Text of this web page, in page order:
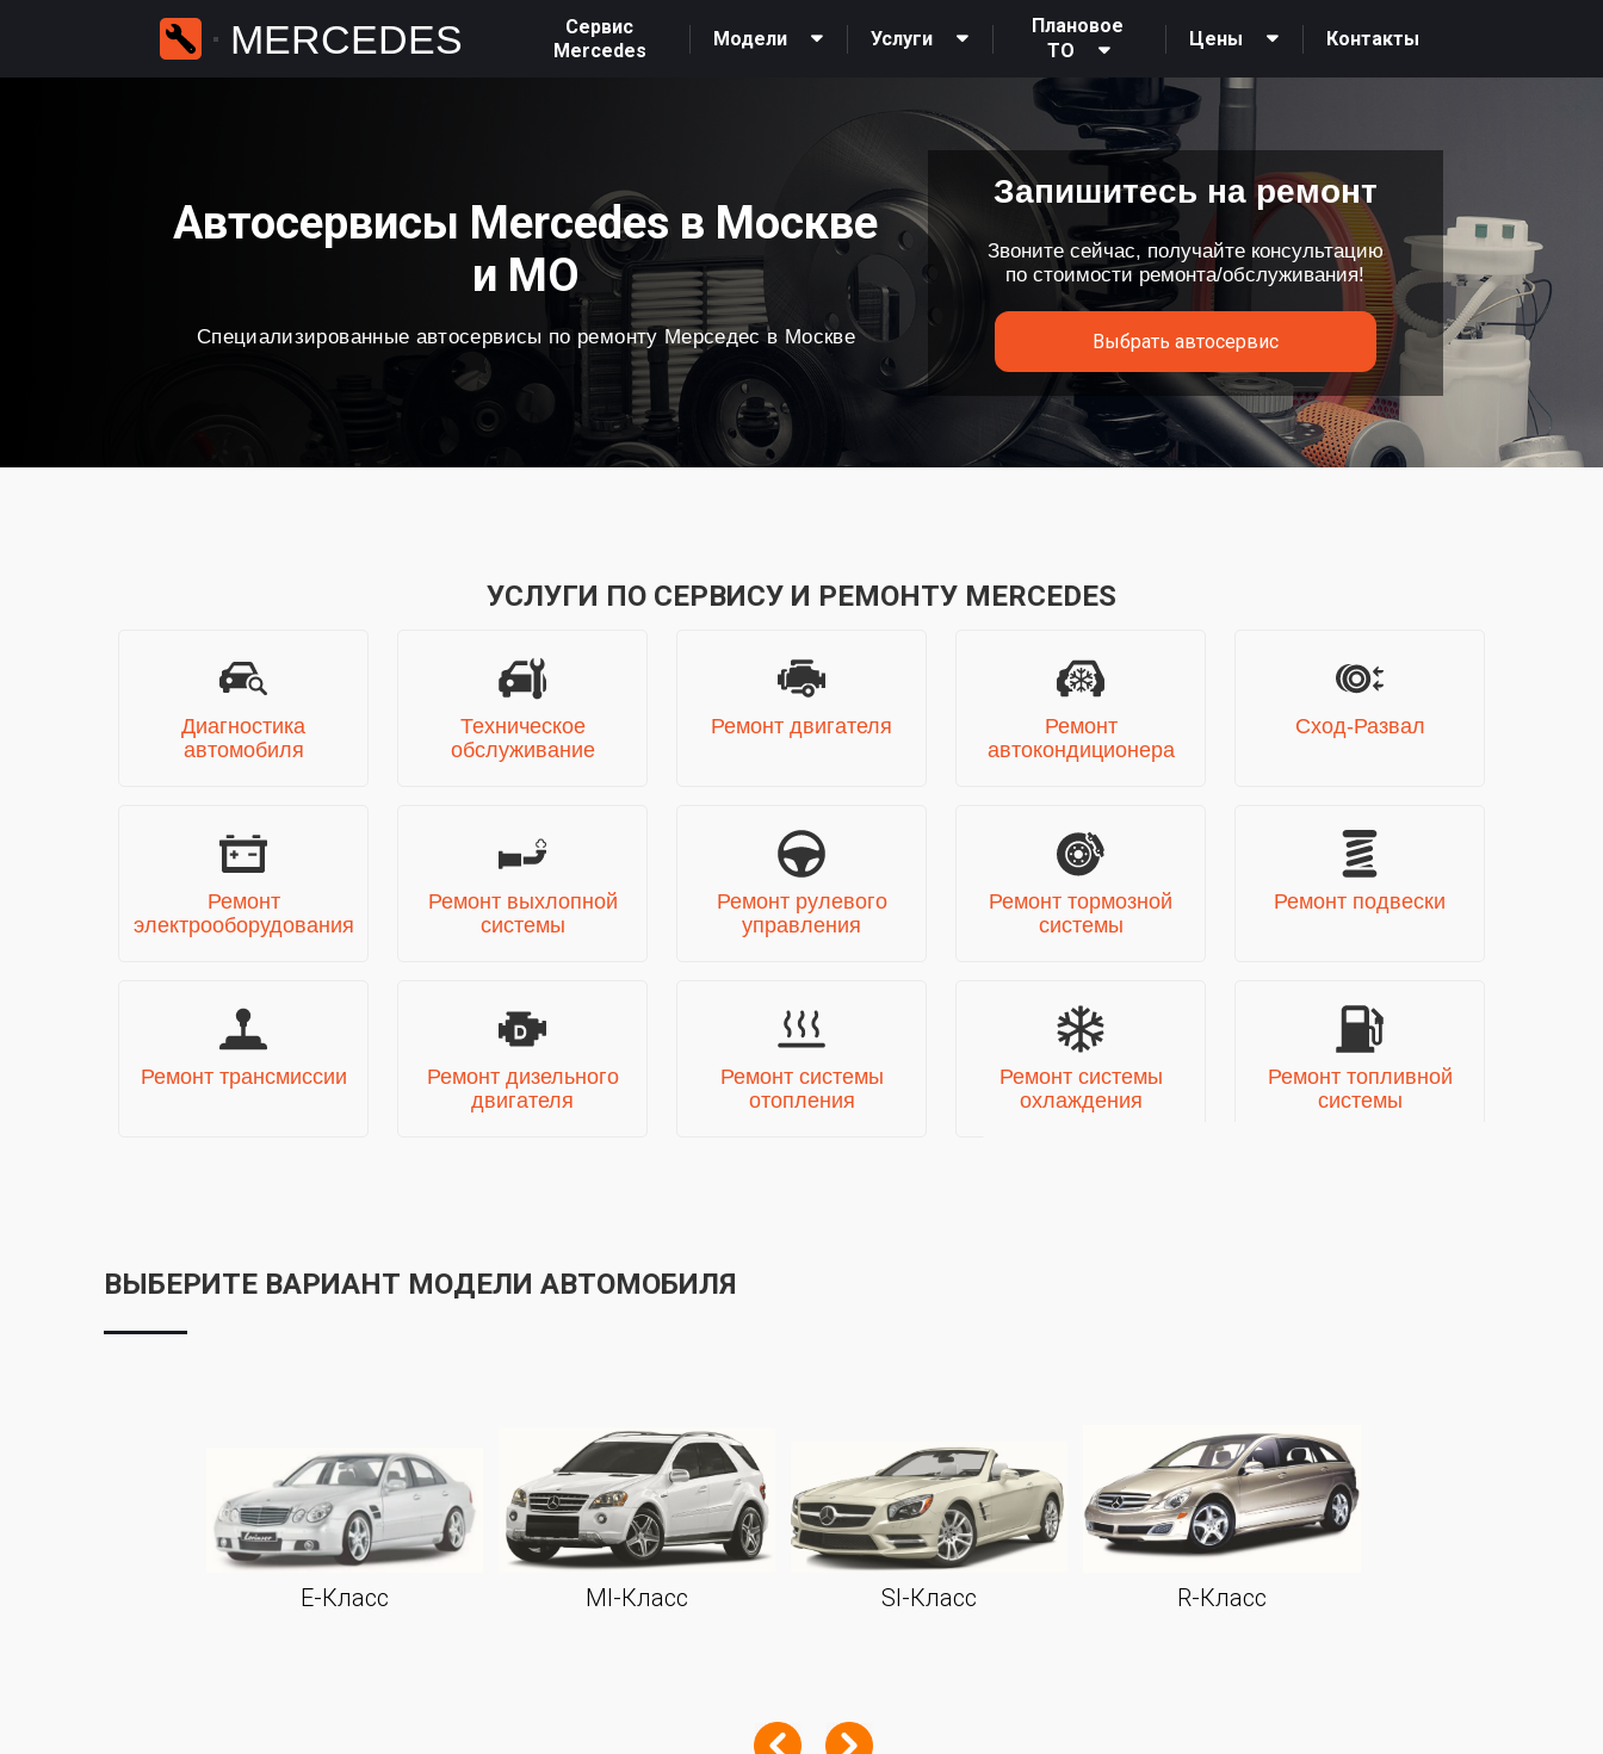
MERCEDES
Сервис
Mercedes
Модели Услуги
Плановое
ТО
Цены Контакты
Автосервисы Mercedes в Москве
и МО
Специализированные автосервисы по ремонту Мерседес в Москве
Запишитесь на ремонт
Звоните сейчас, получайте консультацию
по стоимости ремонта/обслуживания!
Выбрать автосервис
УСЛУГИ ПО СЕРВИСУ И РЕМОНТУ MERCEDES
Диагностика
автомобиля
Техническое
обслуживание
Ремонт двигателя
Ремонт
автокондиционера
Сход-Развал
Ремонт
электрооборудования
Ремонт выхлопной
системы
Ремонт рулевого
управления
Ремонт тормозной
системы
Ремонт подвески
Ремонт трансмиссии
Ремонт дизельного
двигателя
Ремонт системы
отопления
Ремонт системы
охлаждения
Ремонт топливной
системы
ВЫБЕРИТЕ ВАРИАНТ МОДЕЛИ АВТОМОБИЛЯ
E-Класс Ml-Класс Sl-Класс R-Класс